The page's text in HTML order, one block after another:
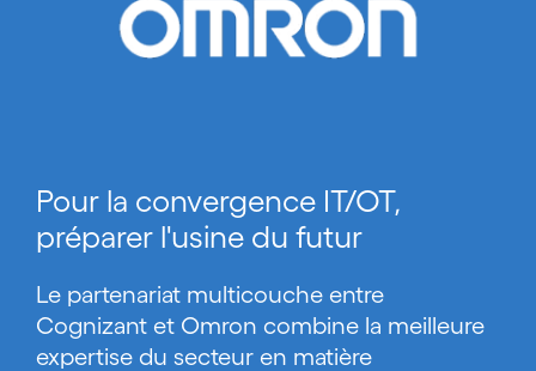
Pour la convergence IT/OT,
préparer l'usine du futur
Le partenariat multicouche entre
Cognizant et Omron combine la meilleure
expertise du secteur en matière